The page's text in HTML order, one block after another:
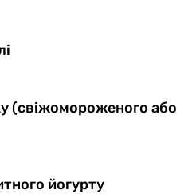
(свіжомороженого або
йогурту